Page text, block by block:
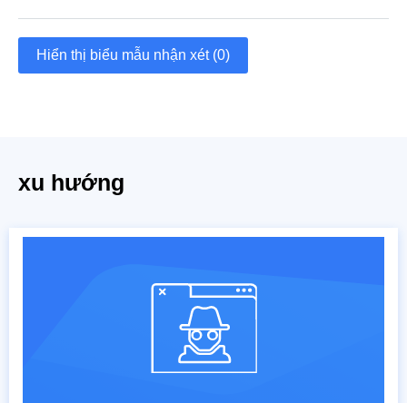
Hiển thị biểu mẫu nhận xét (0)
xu hướng